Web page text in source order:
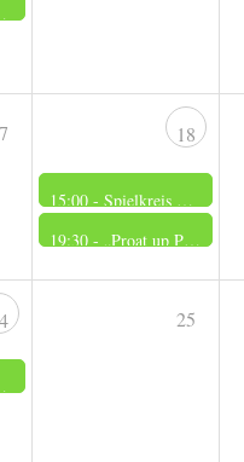
18
15:00 -Spielkreis der Männer
19:30 - „Proat up Platt“
25